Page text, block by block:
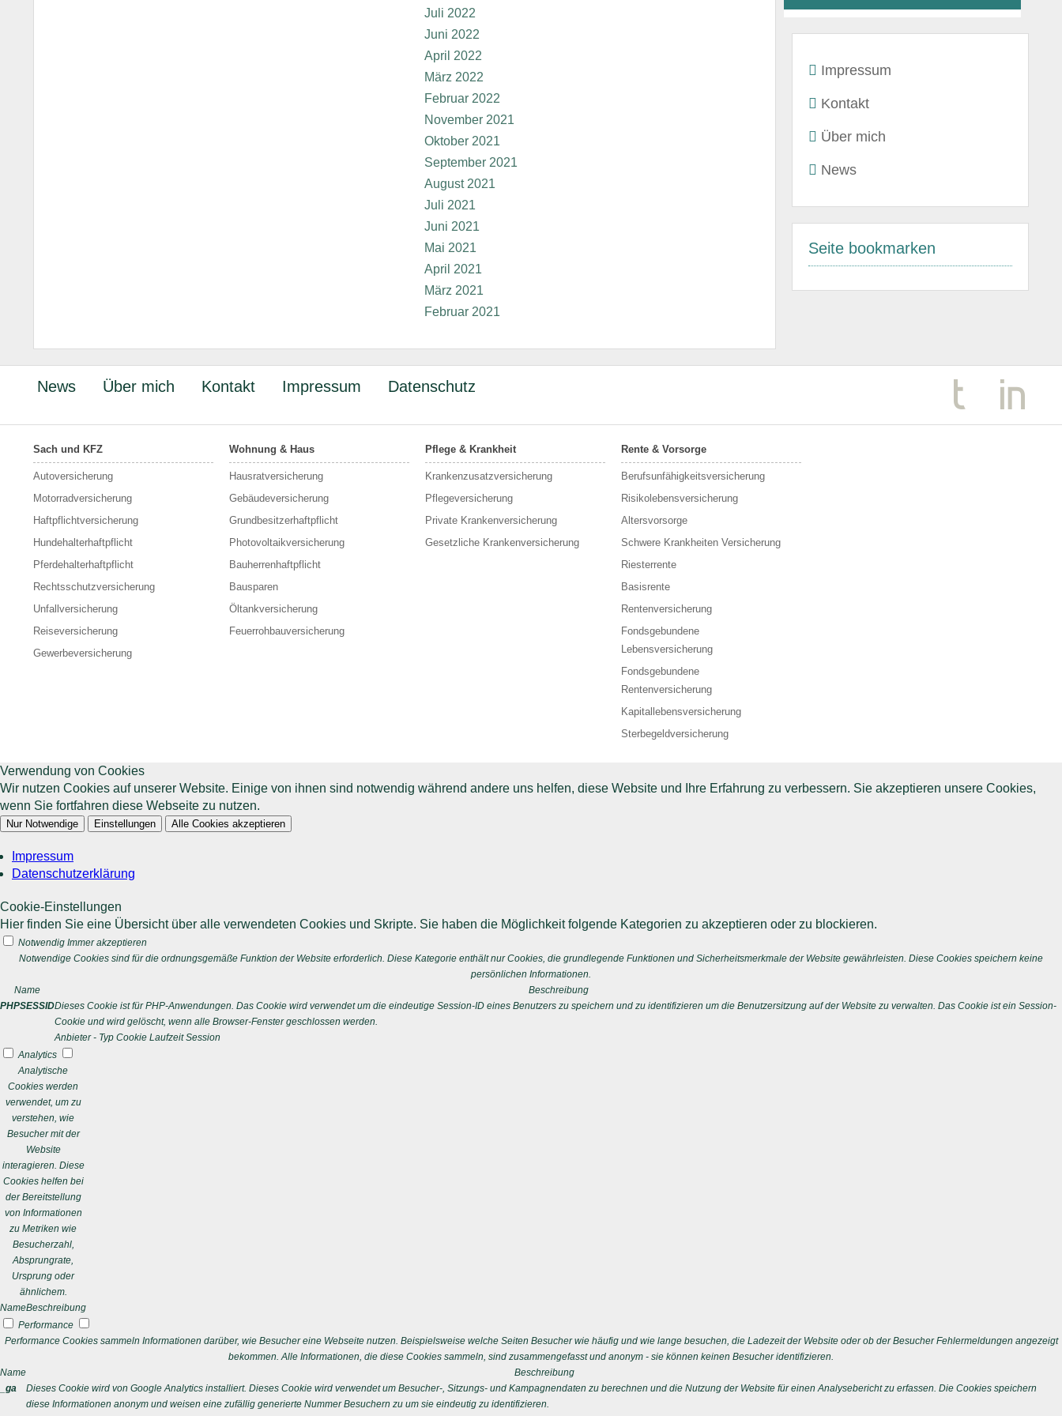
Impressum
Kontakt
Über mich
News
Seite bookmarken
Juli 2022
Juni 2022
April 2022
März 2022
Februar 2022
November 2021
Oktober 2021
September 2021
August 2021
Juli 2021
Juni 2021
Mai 2021
April 2021
März 2021
Februar 2021
News Über mich Kontakt Impressum Datenschutz
Sach und KFZ
Autoversicherung
Motorradversicherung
Haftpflichtversicherung
Hundehalterhaftpflicht
Pferdehalterhaftpflicht
Rechtsschutzversicherung
Unfallversicherung
Reiseversicherung
Gewerbeversicherung
Wohnung & Haus
Hausratversicherung
Gebäudeversicherung
Grundbesitzerhaftpflicht
Photovoltaikversicherung
Bauherrenhaftpflicht
Bausparen
Öltankversicherung
Feuerrohbauversicherung
Pflege & Krankheit
Krankenzusatzversicherung
Pflegeversicherung
Private Krankenversicherung
Gesetzliche Krankenversicherung
Rente & Vorsorge
Berufs­unfähigkeitsversicherung
Risikolebensversicherung
Altersvorsorge
Schwere Krankheiten Versicherung
Riesterrente
Basisrente
Rentenversicherung
Fondsgebundene
Lebensversicherung
Fondsgebundene
Rentenversicherung
Kapitallebensversicherung
Sterbegeldversicherung
Verwendung von Cookies
Wir nutzen Cookies auf unserer Website. Einige von ihnen sind notwendig während andere uns helfen, diese Website und Ihre Erfahrung zu verbessern. Sie akzeptieren unsere Cookies,
wenn Sie fortfahren diese Webseite zu nutzen.
Nur Notwendige Einstellungen Alle Cookies akzeptieren
Impressum
Datenschutzerklärung
Cookie-Einstellungen
Hier finden Sie eine Übersicht über alle verwendeten Cookies und Skripte. Sie haben die Möglichkeit folgende Kategorien zu akzeptieren oder zu blockieren.
Notwendig Immer akzeptieren
Notwendige Cookies sind für die ordnungsgemäße Funktion der Website erforderlich. Diese Kategorie enthält nur Cookies, die grundlegende Funktionen und Sicherheitsmerkmale der Website gewährleisten. Diese Cookies speichern keine
persönlichen Informationen.
Name
Beschreibung
PHPSESSIDDieses Cookie ist für PHP-Anwendungen. Das Cookie wird verwendet um die eindeutige Session-ID eines Benutzers zu speichern und zu identifizieren um die Benutzersitzung auf der Website zu verwalten. Das Cookie ist ein Session-
Cookie und wird gelöscht, wenn alle Browser-Fenster geschlossen werden.
Anbieter - Typ Cookie Laufzeit Session
Analytics
Analytische
Cookies werden
verwendet, um zu
verstehen, wie
Besucher mit der
Website
interagieren. Diese
Cookies helfen bei
der Bereitstellung
von Informationen
zu Metriken wie
Besucherzahl,
Absprungrate,
Ursprung oder
ähnlichem.
NameBeschreibung
Performance
Performance Cookies sammeln Informationen darüber, wie Besucher eine Webseite nutzen. Beispielsweise welche Seiten Besucher wie häufig und wie lange besuchen, die Ladezeit der Website oder ob der Besucher Fehlermeldungen angezeigt
bekommen. Alle Informationen, die diese Cookies sammeln, sind zusammengefasst und anonym - sie können keinen Besucher identifizieren.
Name
Beschreibung
_ga
Dieses Cookie wird von Google Analytics installiert. Dieses Cookie wird verwendet um Besucher-, Sitzungs- und Kampagnendaten zu berechnen und die Nutzung der Website für einen Analysebericht zu erfassen. Die Cookies speichern
diese Informationen anonym und weisen eine zufällig generierte Nummer Besuchern zu um sie eindeutig zu identifizieren.